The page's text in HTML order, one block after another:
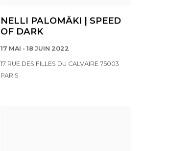
NELLI PALOMÄKI | SPEED
OF DARK
17 MAI - 18 JUIN 2022
17 RUE DES FILLES DU CALVAIRE 75003
PARIS